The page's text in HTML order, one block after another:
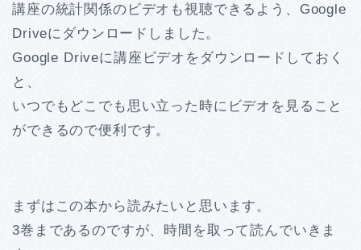
講座の統計関係のビデオも視聴できるよう、Google
Driveにダウンロードしました。
Google Driveに講座ビデオをダウンロードしておく
と、
いつでもどこでも思い立った時にビデオを見ること
ができるので便利です。
まずはこの本から読みたいと思います。
3巻まであるのですが、時間を取って読んでいきま